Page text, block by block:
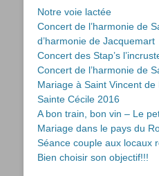
Notre voie lactée
Concert de l’harmonie de
d’harmonie de Jacquemart
Concert des Stap’s
Concert de l’harmonie de
Mariage à Saint Vincent de
Sainte Cécile 2016
A bon train, bon vin – Le
Mariage dans le pays du
Séance couple aux locaux
Bien choisir son objectif!!!